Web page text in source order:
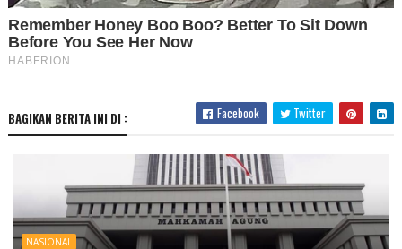
BAGIKAN BERITA INI DI : Facebook Twitter
NASIONAL